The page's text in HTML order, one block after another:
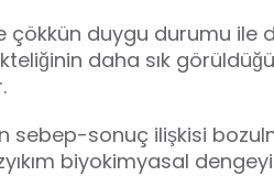
çökkün duygu durumu ile
daha sık
sebep-sonuç ilişkisi
biyokimyasal